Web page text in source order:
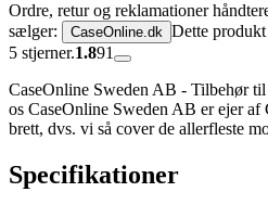
Ordre, retur og reklamationer
sælger:
CaseOnline.dk Dette
5 stjerner.1.891
CaseOnline Sweden AB - Tilbehør
os CaseOnline Sweden AB er ejer af
brett, dvs. vi så cover de allerfleste
Specifikationer